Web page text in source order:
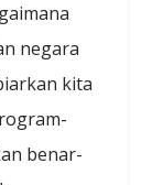
negara
kita
benar-